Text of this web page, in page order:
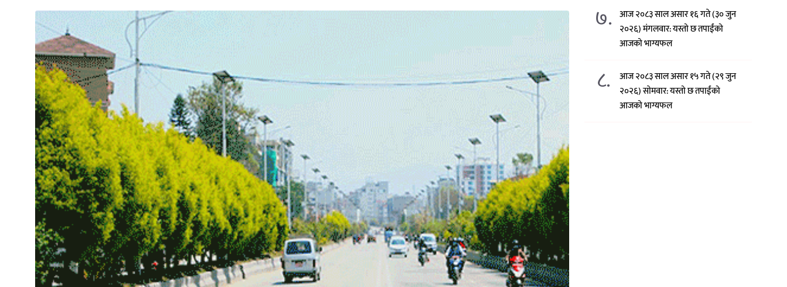
७. आज २०८३ साल असार १६ गते (३० जुन
२०२६) मंगलवार: यस्तो छ तपाईंको
आजको भाग्यफल
८.
आज २०८३ साल असार १५ गते (२९ जुन
२०२६) साेमवार: यस्तो छ तपाईंको
आजको भाग्यफल